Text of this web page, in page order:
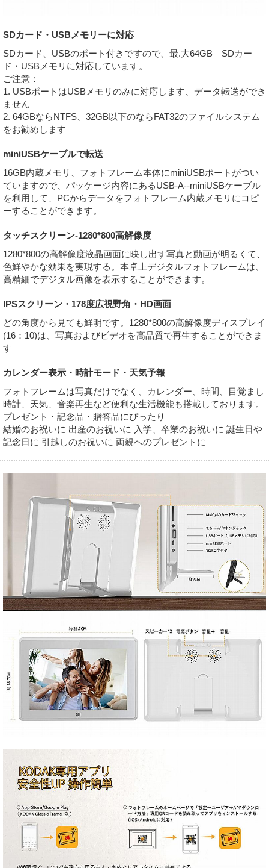
SDカード・USBメモリーに対応
SDカード、USBのポート付きですので、最.大64GB SDカー
ド・USBメモリに対応しています。
ご注意：
1. USBポートはUSBメモリのみに対応します、データ転送ができ
ません
2. 64GBならNTFS、32GB以下のならFAT32のファイルシステム
をお勧めします
miniUSBケーブルで転送
16GB内蔵メモリ、フォトフレーム本体にminiUSBポートがつい
ていますので、パッケージ内容にあるUSB-A--miniUSBケーブル
を利用して、PCからデータをフォトフレーム内蔵メモリにコピ
ーすることができます。
タッチスクリーン-1280*800高解像度
1280*800の高解像度液晶画面に映し出す写真と動画が明るくて、
色鮮やかな効果を実現する。本卓上デジタルフォトフレームは、
高精細でデジタル画像を表示することができます。
IPSスクリーン・178度広視野角・HD画面
どの角度から見ても鮮明です。1280*800の高解像度ディスプレイ
(16：10)は、写真およびビデオを高品質で再生することができま
す
カレンダー表示・時計モード・天気予報
フォトフレームは写真だけでなく、カレンダー、時間、目覚まし
時計、天気、音楽再生など便利な生活機能も搭載しております。
プレゼント・記念品・贈答品にぴったり
結婚のお祝いに 出産のお祝いに 入学、卒業のお祝いに 誕生日や
記念日に 引越しのお祝いに 両親へのプレゼントに